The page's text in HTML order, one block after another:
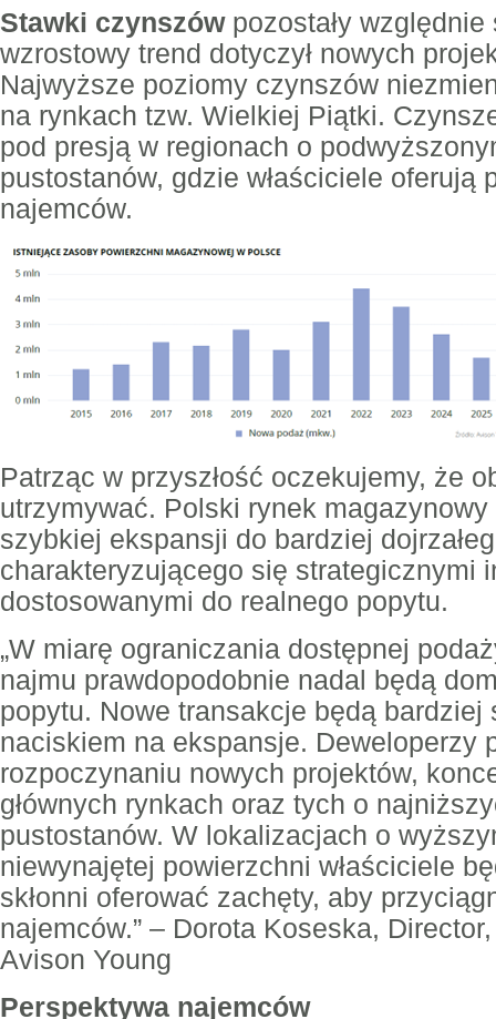
Stawki czynszówpozostały
wzrostowy trend dotyczył nowych
Najwyższe poziomy czynszów
na rynkach tzw. Wielkiej Piątki.
pod presją w regionach o
pustostanów, gdzie właściciele oferują
najemców.
Patrząc w przyszłość oczekujemy, że
utrzymywać. Polski rynek
szybkiej ekspansji do bardziej
charakteryzującego się strategicznymi
dostosowanymi do realnego popytu.
„W miarę ograniczania dostępnej
najmu prawdopodobnie nadal będą
popytu. Nowe transakcje będą
naciskiem na ekspansje. Deweloperzy
rozpoczynaniu nowych projektów,
głównych rynkach oraz tych o
pustostanów. W lokalizacjach o
niewynajętej powierzchni właściciele
skłonni oferować zachęty, aby
najemców.” – Dorota Koseska,
Avison Young
Perspektywa najemców